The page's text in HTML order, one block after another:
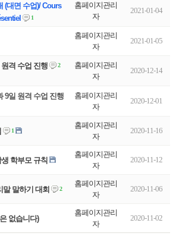
(대면 수업)/ Cours
1
홈페이지관리
자
2021-01-04
홈페이지관리
자
2021-01-05
격 수업 진행 2
홈페이지관리
자
2020-12-14
9일 원격 수업 진행
홈페이지관리
자
2020-12-01
1
홈페이지관리
자
2020-11-16
학부모 규칙
홈페이지관리
자
2020-11-12
말 말하기 대회 2
홈페이지관리
자
2020-11-06
없습니다)
홈페이지관리
자
2020-11-02